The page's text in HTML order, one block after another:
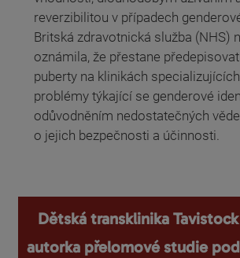
reverzibilitou v případech
Britská zdravotnická služba (NHS)
oznámila, že přestane
puberty na klinikách
problémy týkající se genderové
odůvodněním nedostatečných
o jejich bezpečnosti a účinnosti.
Dětská transklinika
autorka přelomové studie